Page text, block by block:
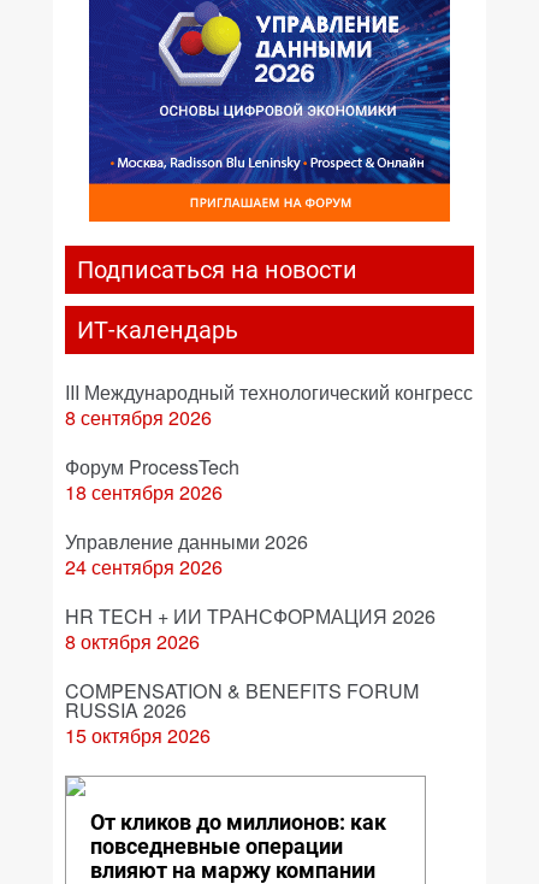
Подписаться на новости
ИТ-календарь
III Международный технологический конгресс
8 сентября 2026
Форум ProcessTech
18 сентября 2026
Управление данными 2026
24 сентября 2026
HR TECH + ИИ ТРАНСФОРМАЦИЯ 2026
8 октября 2026
COMPENSATION & BENEFITS FORUM
RUSSIA 2026
15 октября 2026
От кликов до миллионов: как
повседневные операции
влияют на маржу компании